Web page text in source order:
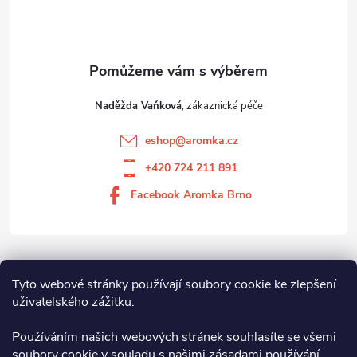
Tyto webové stránky používají soubory cookie ke zlepšení
uživatelského zážitku.
Používáním našich webových stránek souhlasíte se všemi
Vše o nákupu
Aromka Brno s.r.o
Naděžda Vaňková
eshop@aromka.cz
+420 724 211 891
Facebook Aromka Brno